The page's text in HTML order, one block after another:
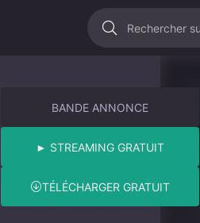
BANDE ANNONCE
► STREAMING GRATUIT
TÉLÉCHARGER GRATUIT